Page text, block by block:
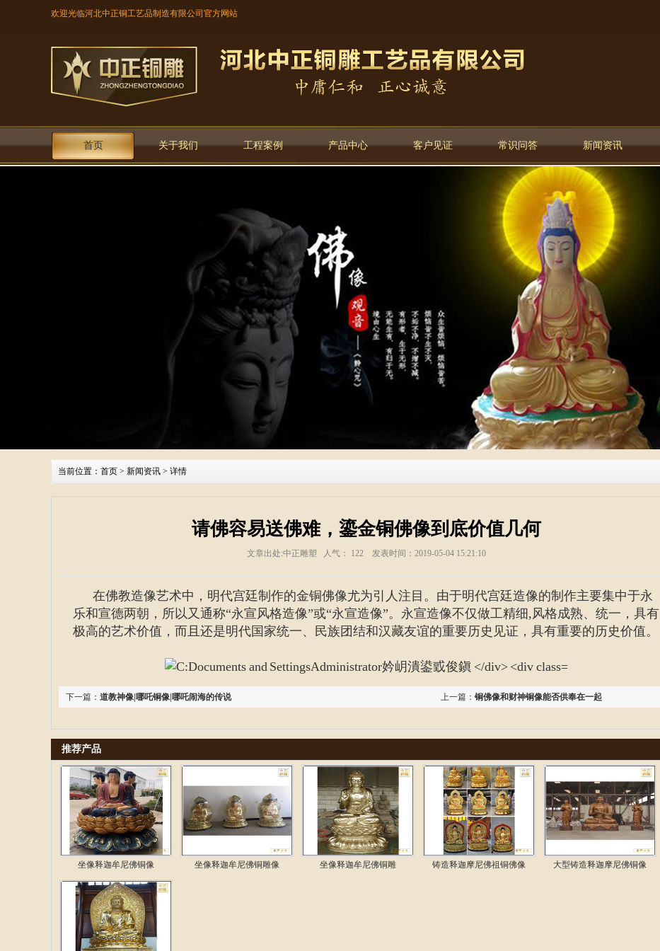
欢迎光临河北中正铜工艺品制造有限公司官方网站
首页 关于我们 工程案例 产品中心 客户见证 常识问答 新闻资讯
当前位置： 首页 > 新闻资讯 > 详情
请佛容易送佛难，鎏金铜佛像到底价值几何
文章出处:中正雕塑 人气： 122 发表时间：2019-05-04 15:21:10
在佛教造像艺术中，明代宫廷制作的金铜佛像尤为引人注目。由于明代宫廷造像的制作主要集中于永
乐和宣德两朝，所以又通称“永宣风格造像”或“永宣造像”。永宣造像不仅做工精细,风格成熟、统一，具有
极高的艺术价值，而且还是明代国家统一、民族团结和汉藏友谊的重要历史见证，具有重要的历史价值。
上一篇： 铜佛像和财神铜像能否供奉在一起
下一篇： 道教神像|哪吒铜像|哪吒闹海的传说
推荐产品
坐像释迦牟尼佛铜像 坐像释迦牟尼佛铜雕像 坐像释迦牟尼佛铜雕 铸造释迦摩尼佛祖铜佛像 大型铸造释迦摩尼佛铜像